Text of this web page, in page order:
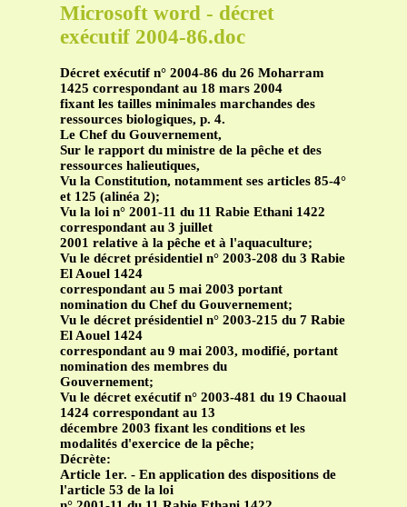
Microsoft word - décret
exécutif 2004-86.doc
Décret exécutif n° 2004-86 du 26 Moharram
1425 correspondant au 18 mars 2004
fixant les tailles minimales marchandes des
ressources biologiques, p. 4.
Le Chef du Gouvernement,
Sur le rapport du ministre de la pêche et des
ressources halieutiques,
Vu la Constitution, notamment ses articles 85-4°
et 125 (alinéa 2);
Vu la loi n° 2001-11 du 11 Rabie Ethani 1422
correspondant au 3 juillet
2001 relative à la pêche et à l'aquaculture;
Vu le décret présidentiel n° 2003-208 du 3 Rabie
El Aouel 1424
correspondant au 5 mai 2003 portant
nomination du Chef du Gouvernement;
Vu le décret présidentiel n° 2003-215 du 7 Rabie
El Aouel 1424
correspondant au 9 mai 2003, modifié, portant
nomination des membres du
Gouvernement;
Vu le décret exécutif n° 2003-481 du 19 Chaoual
1424 correspondant au 13
décembre 2003 fixant les conditions et les
modalités d'exercice de la pêche;
Décrète:
Article 1er. - En application des dispositions de
l'article 53 de la loi